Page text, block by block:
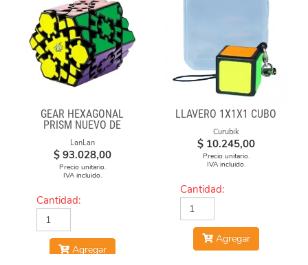
GEAR HEXAGONAL
PRISM NUEVO DE
LANLAN
LanLan
$ 93.028,00
Precio unitario.
IVA incluido.
Cantidad:
Agregar
LLAVERO 1X1X1 CUBO
Curubik
$ 10.245,00
Precio unitario.
IVA incluido.
Cantidad:
Agregar